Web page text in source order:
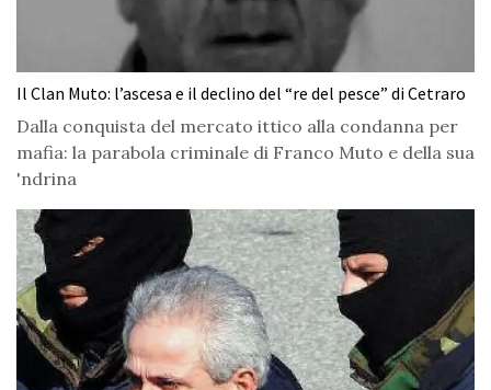
Il Clan Muto: l’ascesa e il declino del “re del pesce” di Cetraro
Dalla conquista del mercato ittico alla condanna per
mafia: la parabola criminale di Franco Muto e della sua
'ndrina